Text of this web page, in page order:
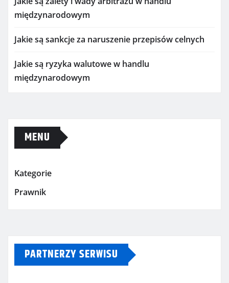
międzynarodowym
Jakie są sankcje za naruszenie przepisów celnych
Jakie są ryzyka walutowe w handlu
międzynarodowym
MENU
Kategorie
Prawnik
PARTNERZY SERWISU